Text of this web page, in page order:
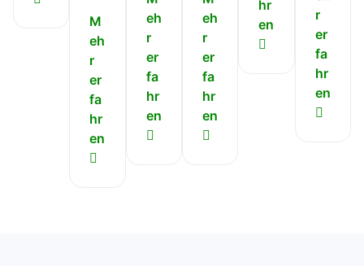
M
eh
r
er
fa
hr
en
eh
r
er
fa
hr
en
eh
r
er
fa
hr
en
hr
en
r
er
fa
hr
en